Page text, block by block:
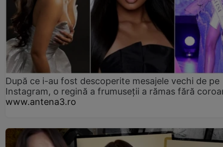
După ce i-au fost descoperite mesajele vechi de pe
Instagram, o regină a frumuseții a rămas fără
www.antena3.ro